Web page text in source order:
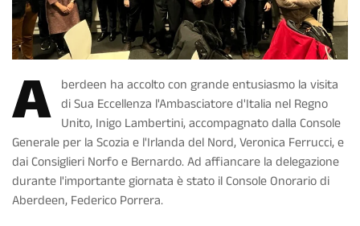
A berdeen ha accolto con grande entusiasmo la visita
di Sua Eccellenza l'Ambasciatore d'Italia nel Regno
Unito, Inigo Lambertini, accompagnato dalla Console
Generale per la Scozia e l'Irlanda del Nord, Veronica Ferrucci, e
dai Consiglieri Norfo e Bernardo. Ad affiancare la delegazione
durante l'importante giornata è stato il Console Onorario di
Aberdeen, Federico Porrera.